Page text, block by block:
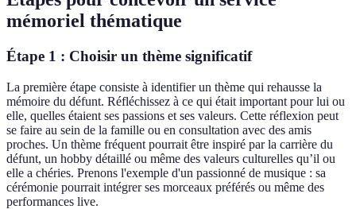
mémoriel thématique
Étape 1 : Choisir un thème significatif
La première étape consiste à identifier un thème qui rehausse la
mémoire du défunt. Réfléchissez à ce qui était important pour lui ou
elle, quelles étaient ses passions et ses valeurs. Cette réflexion peut
se faire au sein de la famille ou en consultation avec des amis
proches. Un thème fréquent pourrait être inspiré par la carrière du
défunt, un hobby détaillé ou même des valeurs culturelles qu’il ou
elle a chéries. Prenons l'exemple d'un passionné de musique : sa
cérémonie pourrait intégrer ses morceaux préférés ou même des
performances live.